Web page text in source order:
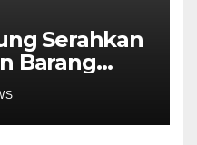
Serahkan
Barang
ISC ke JPU